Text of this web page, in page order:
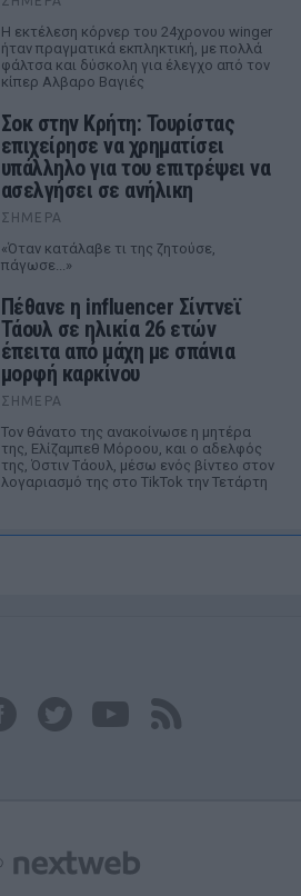
Η εκτέλεση κόρνερ του 24χρονου winger
ήταν πραγματικά εκπληκτική, με πολλά
φάλτσα και δύσκολη για έλεγχο από τον
κίπερ Αλβαρο Βαγιές
Σοκ στην Κρήτη: Τουρίστας
επιχείρησε να χρηματίσει
υπάλληλο για του επιτρέψει να
ασελγήσει σε ανήλικη
ΣΉΜΕΡΑ
«Όταν κατάλαβε τι της ζητούσε,
πάγωσε...»
Πέθανε η influencer Σίντνεϊ
Τάουλ σε ηλικία 26 ετών
έπειτα από μάχη με σπάνια
μορφή καρκίνου
ΣΉΜΕΡΑ
Τον θάνατο της ανακοίνωσε η μητέρα
της, Ελίζαμπεθ Μόροου, και ο αδελφός
της, Όστιν Τάουλ, μέσω ενός βίντεο στον
λογαριασμό της στο TikTok την Τετάρτη